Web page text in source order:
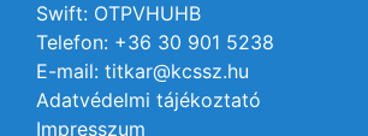
Swift: OTPVHUHB
Telefon: +36 30 901 5238
E-mail: titkar@kcssz.hu
Adatvédelmi tájékoztató
Impresszum